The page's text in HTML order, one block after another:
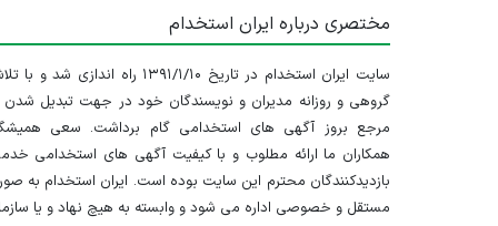
مختصری درباره ایران استخدام
سایت ایران استخدام در تاریخ ۱۳۹۱/۱/۱۰ راه اندازی شد و
گروهی و روزانه مدیران و نویسندگان خود در جهت تبدیل شدن
مرجع بروز آگهی های استخدامی گام برداشت. سعی
همکاران ما ارائه مطلوب و با کیفیت آگهی های استخدامی
بازدیدکنندگان محترم این سایت بوده است. ایران استخدام به
مستقل و خصوصی اداره می شود و وابسته به هیچ نهاد و یا